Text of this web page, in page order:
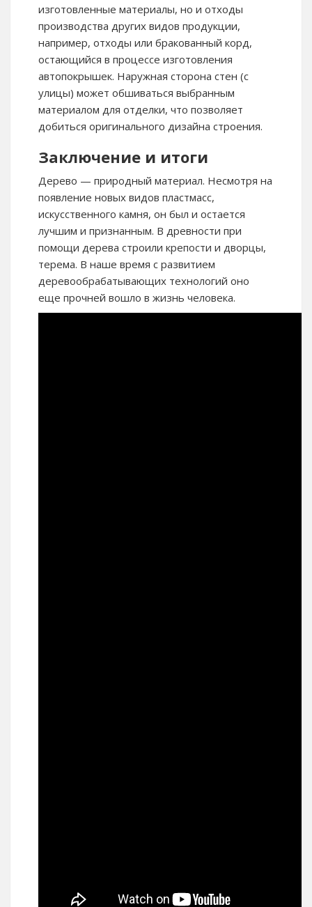
изготовленные материалы, но и отходы
производства других видов продукции,
например, отходы или бракованный корд,
остающийся в процессе изготовления
автопокрышек. Наружная сторона стен (с
улицы) может обшиваться выбранным
материалом для отделки, что позволяет
добиться оригинального дизайна строения.
Заключение и итоги
Дерево — природный материал. Несмотря на
появление новых видов пластмасс,
искусственного камня, он был и остается
лучшим и признанным. В древности при
помощи дерева строили крепости и дворцы,
терема. В наше время с развитием
деревообрабатывающих технологий оно
еще прочней вошло в жизнь человека.